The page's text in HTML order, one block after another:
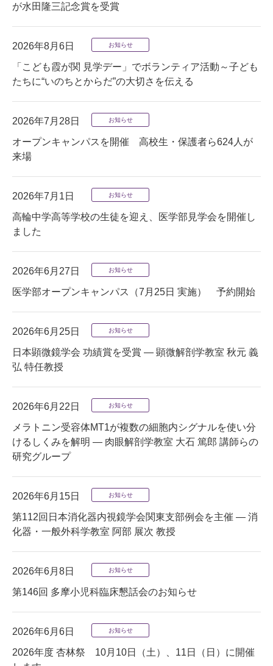
が水田隆三記念賞を受賞
2026年8月6日 お知らせ
「こども霞が関 見学デー」でボランティア活動～子ども
たちに“いのちとからだ”の大切さを伝える
2026年7月28日 お知らせ
オープンキャンパスを開催 高校生・保護者ら624人が
来場
2026年7月1日 お知らせ
高輪中学高等学校の生徒を迎え、医学部見学会を開催し
ました
2026年6月27日 お知らせ
医学部オープンキャンパス（7月25日 実施） 予約開始
2026年6月25日 お知らせ
日本顕微鏡学会 功績賞を受賞 — 顕微解剖学教室 秋元 義
弘 特任教授
2026年6月22日 お知らせ
メラトニン受容体MT1が複数の細胞内シグナルを使い分
けるしくみを解明 — 肉眼解剖学教室 大石 篤郎 講師らの
研究グループ
2026年6月15日 お知らせ
第112回日本消化器内視鏡学会関東支部例会を主催 — 消
化器・一般外科学教室 阿部 展次 教授
2026年6月8日 お知らせ
第146回 多摩小児科臨床懇話会のお知らせ
2026年6月6日 お知らせ
2026年度 杏林祭 10月10日（土）、11日（日）に開催